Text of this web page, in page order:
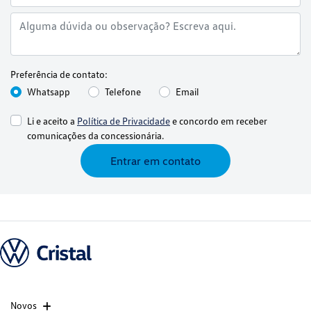
Preferência de contato:
Whatsapp
Telefone Email
Li e aceito a Política de Privacidadee concordo em receber
comunicações da concessionária.
Entrar em contato
Novos